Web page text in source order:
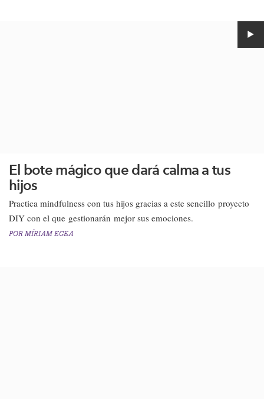
El bote mágico que dará calma a tus
hijos
Practica mindfulness con tus hijos gracias a este sencillo proyecto
DIY con el que gestionarán mejor sus emociones.​
POR MÍRIAM EGEA